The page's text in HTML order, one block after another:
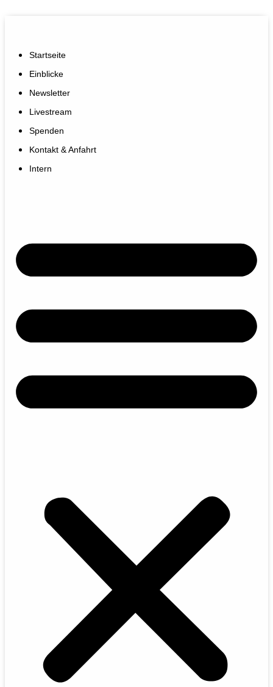
Startseite
Einblicke
Newsletter
Livestream
Spenden
Kontakt & Anfahrt
Intern